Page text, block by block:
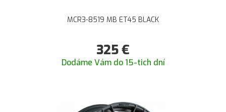
MCR3-8519 MB ET45 BLACK
325€
Dodáme Vám do 15-tich dní